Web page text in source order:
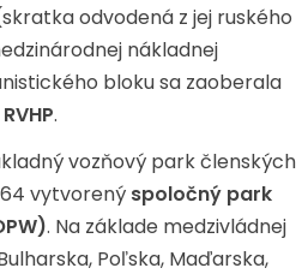
odvodená z jej ruského
nákladnej
bloku sa zaoberala
.
vozňový park členských
vytvorený spoločný park
. Na základe medzivládnej
Poľska, Maďarska,